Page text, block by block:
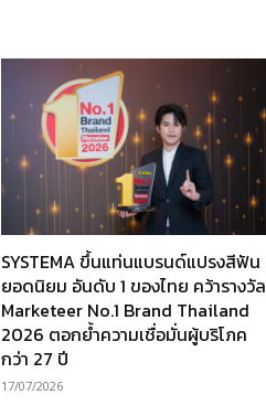
SYSTEMA ขึ้นแท่นแบรนด์แปรงสีฟัน
ยอดนิยม อันดับ 1 ของไทย คว้ารางวัล
Marketeer No.1 Brand Thailand
2026 ตอกย้ำความเชื่อมั่นผู้บริโภค
กว่า 27 ปี
17/07/2026